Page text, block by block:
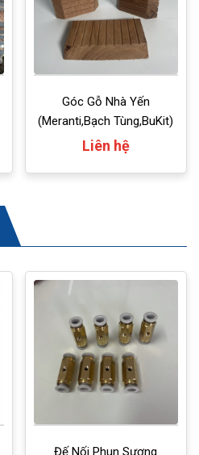
Góc Gỗ Nhà Yến
(Meranti,Bạch Tùng,BuKit)
Liên hệ
Đế Nối Phun Sương